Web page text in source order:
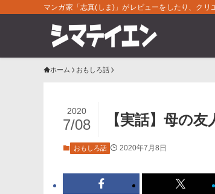
マンガ家「志真(しま)」がレビューをしたり、クリ
ホーム おもしろ話
【実話】母の
2020
7/08
おもしろ話 2020年7月8日